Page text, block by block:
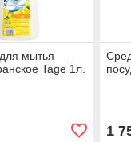
мытья
Tage 1л.
1